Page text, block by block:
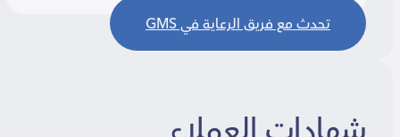
تحدث مع فريق الرعاية في GMS